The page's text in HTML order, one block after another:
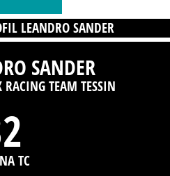
LEANDRO SANDER
SANDER
TEAM TESSIN
TC